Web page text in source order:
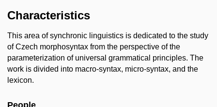
Characteristics
This area of synchronic linguistics is dedicated to the study
of Czech morphosyntax from the perspective of the
parameterization of universal grammatical principles. The
work is divided into macro-syntax, micro-syntax, and the
lexicon.
People